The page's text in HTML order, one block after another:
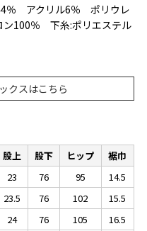
％ アクリル6％ ポリウレ
100％ 下糸:ポリエステル
クスはこちら
股上 股下 ヒップ
裾巾
23 76 95
14.5
23.5 76 102
15.5
24 76 105
16.5